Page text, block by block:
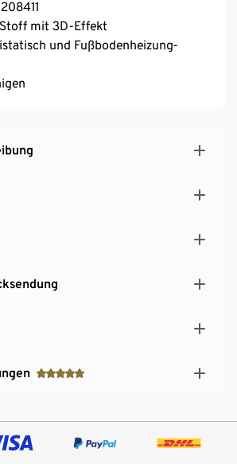
mit 3D-Effekt
und Fußbodenheizung-